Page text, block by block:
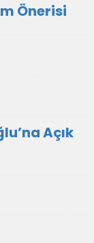
Önerisi
Açık